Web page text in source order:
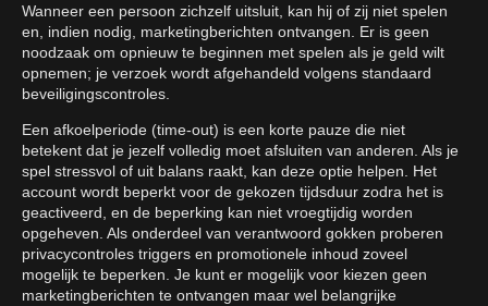
Wanneer een persoon zichzelf uitsluit, kan hij of zij niet spelen
en, indien nodig, marketingberichten ontvangen. Er is geen
noodzaak om opnieuw te beginnen met spelen als je geld wilt
opnemen; je verzoek wordt afgehandeld volgens standaard
beveiligingscontroles.
Een afkoelperiode (time-out) is een korte pauze die niet
betekent dat je jezelf volledig moet afsluiten van anderen. Als je
spel stressvol of uit balans raakt, kan deze optie helpen. Het
account wordt beperkt voor de gekozen tijdsduur zodra het is
geactiveerd, en de beperking kan niet vroegtijdig worden
opgeheven. Als onderdeel van verantwoord gokken proberen
privacycontroles triggers en promotionele inhoud zoveel
mogelijk te beperken. Je kunt er mogelijk voor kiezen geen
marketingberichten te ontvangen maar wel belangrijke